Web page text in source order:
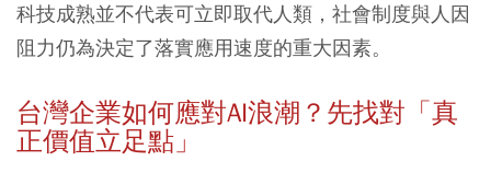
科技成熟並不代表可立即取代人類，社會制度與人因
阻力仍為決定了落實應用速度的重大因素。
台灣企業如何應對AI浪潮？先找對「真
正價值立足點」